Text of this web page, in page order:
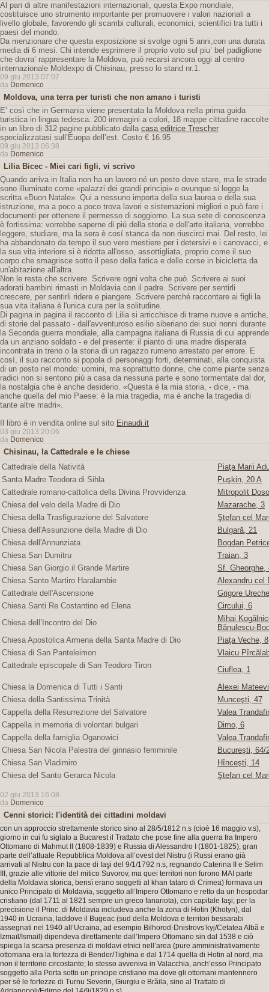
Al pari di altre manifestazioni internazionali, questa Expo mondiale,
costituisce uno strumento importante per promuovere i valori nazionali a
livello globale, favorendo gli scambi culturali, economici, scientifici tra tutti i
paesi del mondo.
Da menzionare che questa exposizione si svolge ogni 5 anni,con una durata
media di 6 mesi. Chi intende esprimere il proprio voto sul piu’ bel padiglione
che dovra’ rappresentare la Moldova, può recarsi ancora oggi al centro
internazionale Moldexpo di Chisinau, presso lo stand nr.1.
09 giu 2013 07:07
da Domenico
Moldova, una terra per turisti che non amano i turisti
E’ così che in Germania viene presentata la Moldova nella prima guida
turistica in lingua tedesca. 200 immagini a colori, 18 mappe cittadine raccolte
in un libro di 312 pagine pubblicato dalla casa editrice Trescher
specializzatasi sull’Euopa dell’est. Costo € 16.95
09 giu 2013 06:38
da Domenico
Lilia Bicec - Miei cari figli, vi scrivo
Quando arriva in Italia non ha un lavoro né un posto dove stare, ma le strade
sono illuminate come «palazzi dei grandi principi» e ovunque si legge la
scritta «Buon Natale». Qui a nessuno importa della sua laurea e della sua
istruzione, ma a poco a poco trova lavori e sistemazioni migliori e può fare i
documenti per ottenere il permesso di soggiorno. La sua sete di conoscenza
è fortissima: vorrebbe saperne di piú della storia e dell'arte italiana, vorrebbe
leggere, studiare, ma la sera è cosí stanca da non riuscirci mai. Del resto, lei
ha abbandonato da tempo il suo vero mestiere per i detersivi e i canovacci, e
la sua vita interiore si è ridotta all'osso, assottigliata, proprio come il suo
corpo che smagrisce sotto il peso della fatica e delle corse in bicicletta da
un'abitazione all'altra.
Non le resta che scrivere. Scrivere ogni volta che può. Scrivere ai suoi
adorati bambini rimasti in Moldavia con il padre. Scrivere per sentirli
crescere, per sentirli ridere e piangere. Scrivere perché raccontare ai figli la
sua vita italiana è l'unica cura per la solitudine.
Di pagina in pagina il racconto di Lilia si arricchisce di trame nuove e antiche,
di storie del passato - dall'avventuroso esilio siberiano dei suoi nonni durante
la Seconda guerra mondiale, alla campagna italiana di Russia di cui apprende
da un anziano soldato - e del presente: il pianto di una madre disperata
incontrata in treno o la storia di un ragazzo rumeno arrestato per errore. E
cosí, il suo racconto si popola di personaggi forti, determinati, alla conquista
di un posto nel mondo: uomini, ma soprattutto donne, che come piante senza
radici non si sentono piú a casa da nessuna parte e sono tormentate dal dor,
la nostalgia che è anche desiderio. «Questa è la mia storia, - dice, - ma
anche quella del mio Paese: è la mia tragedia, ma è anche la tragedia di
tante altre madri».
Il libro è in vendita online sul sito Einaudi.it
03 giu 2013 20:06
da Domenico
Chisinau, la Cattedrale e le chiese
Cattedrale della Natività
Piaţa Marii
Santa Madre Teodora di Sihla
Puşkin, 20 A
Cattedrale romano-cattolica della Divina Provvidenza
Mitropolit
Chiesa del velo della Madre di Dio
Mazarache, 3
Chiesa della Trasfigurazione del Salvatore
Ştefan cel
Chiesa dell'Assunzione della Madre di Dio
Bulgară, 21
Chiesa dell'Annunziata
Bogdan
Chiesa San Dumitru
Traian, 3
Chiesa San Giorgio il Grande Martire
Sf. Gheorghe,
Chiesa Santo Martiro Haralambie
Alexandru cel
Cattedrale dell'Ascensione
Grigore
Chiesa Santi Re Costantino ed Elena
Circului, 6
Chiesa dell’Incontro del Dio
Mihai
Bănulescu-
Chiesa Apostolica Armena della Santa Madre di Dio
Piaţa Veche, 8
Chiesa di San Panteleimon
Vlaicu
Cattedrale episcopale di San Teodoro Tiron
Ciuflea, 1
Chiesa la Domenica di Tutti i Santi
Alexei
Chiesa della Santissima Trinità
Munceşti, 47
Cappella della Resurrezione del Salvatore
Valea
Cappella in memoria di volontari bulgari
Dimo, 6
Cappella della famiglia Oganowici
Valea
Chiesa San Nicola Palestra del ginnasio femminile
Bucureşti, 64/
Chiesa San Vladimiro
Hînceşti, 14
Chiesa del Santo Gerarca Nicola
Ştefan cel
02 giu 2013 16:08
da Domenico
Cenni storici: l'identità dei cittadini moldavi
con un approccio strettamente storico sino al 28/5/1812 n.s (cioè 16 maggio v.s),
giorno in cui fu siglato a Bucarest il Trattato che pose fine alla guerra fra Impero
Ottomano di Mahmut II (1808-1839) e Russia di Alessandro I (1801-1825), gran
parte dell’attuale Repubblica Moldova all’ovest del Nistru (i Russi erano già
arrivati al Nistru con la pace di Iaşi del 9/1/1792 n.s, regnando Caterina II e Selim
III, grazie alle vittorie del mitico Suvorov, ma quei territori non furono MAI parte
della Moldavia storica, bensì erano soggetti al khan tataro di Crimea) formava un
unico Principato di Moldavia, soggetto all’Impero Ottomano e retto da un hospodar
cristiano (dal 1711 al 1821 sempre un greco fanariota), con capitale Iaşi; per la
precisione il Princ. di Moldavia includeva anche la zona di Hotin (Khotyn), dal
1940 in Ucraina, laddove il Bugeac (sud della Moldova e territori bessarabi
assegnati nel 1940 all’Ucraina, ad esempio Bilhorod-Dnistrovs’kyj/Cetatea Albă e
Izmaïl/Ismail) dipendeva direttamente dall’Impero Ottomano sin dal 1538 e ciò
spiega la scarsa presenza di moldavi etnici nell’area (pure amministrativamente
ottomana era la fortezza di Bender/Tighina e dal 1714 quella di Hotin al nord, ma
non il territorio circostante; lo stesso avveniva in Valacchia, anch’esso Principato
soggetto alla Porta sotto un principe cristiano ma dove gli ottomani mantennero
per sé le fortezze di Turnu Severin, Giurgiu e Brăila, sino al Trattato di